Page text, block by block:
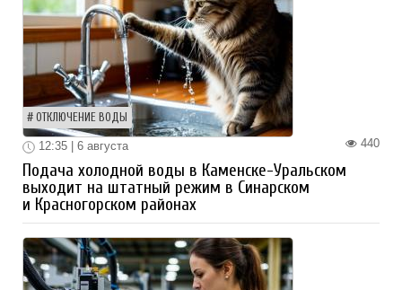
ОТКЛЮЧЕНИЕ ВОДЫ
440
12:35 | 6 августа
Подача холодной воды в Каменске-Уральском
выходит на штатный режим в Синарском
и Красногорском районах